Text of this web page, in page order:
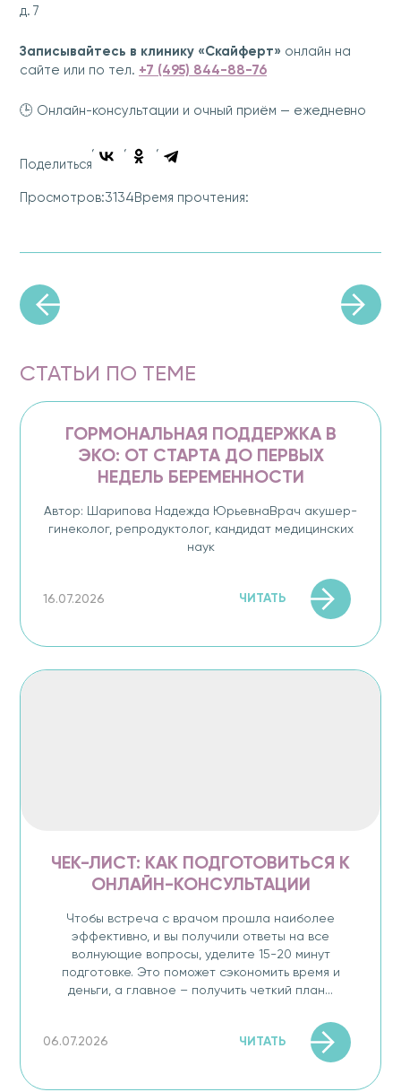
д. 7
Записывайтесь в клинику «Скайферт» онлайн на
сайте или по тел. +7 (495) 844-88-76
🕒 Онлайн-консультации и очный приём — ежедневно
Поделиться
Просмотров:3134 Время прочтения:
СТАТЬИ ПО ТЕМЕ
ГОРМОНАЛЬНАЯ ПОДДЕРЖКА В
ЭКО: ОТ СТАРТА ДО ПЕРВЫХ
НЕДЕЛЬ БЕРЕМЕННОСТИ
Автор: Шарипова Надежда ЮрьевнаВрач акушер-
гинеколог, репродуктолог, кандидат медицинских
наук
16.07.2026 ЧИТАТЬ
ЧЕК-ЛИСТ: КАК ПОДГОТОВИТЬСЯ К
ОНЛАЙН-КОНСУЛЬТАЦИИ
Чтобы встреча с врачом прошла наиболее
эффективно, и вы получили ответы на все
волнующие вопросы, уделите 15-20 минут
подготовке. Это поможет сэкономить время и
деньги, а главное – получить четкий план...
06.07.2026 ЧИТАТЬ